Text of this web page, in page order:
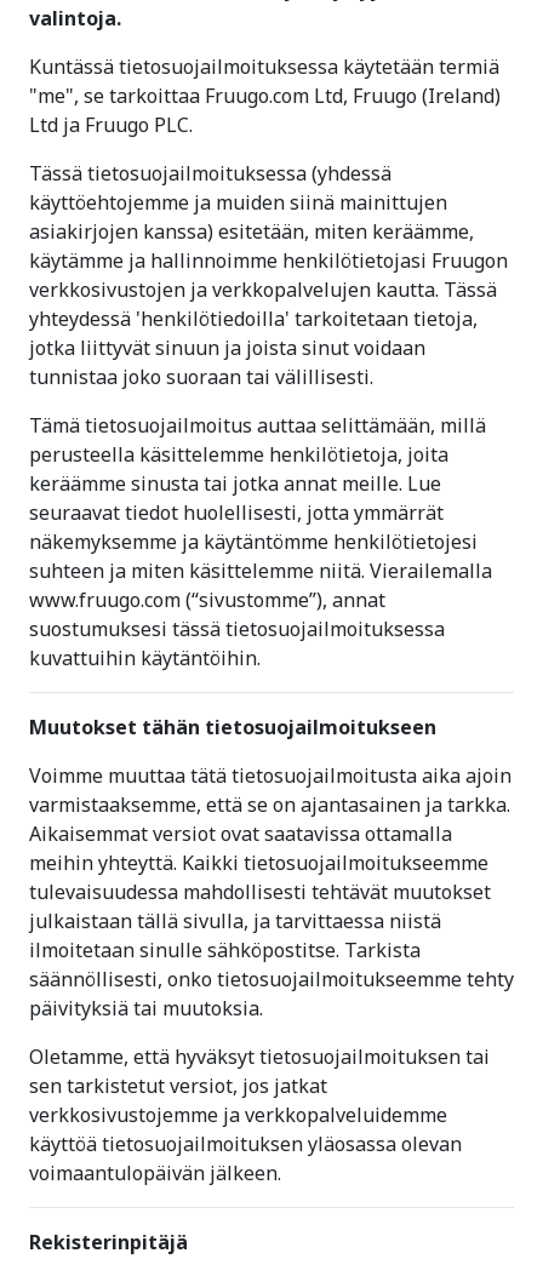
valintoja.
Kuntässä tietosuojailmoituksessa käytetään termiä
"me", se tarkoittaa Fruugo.com Ltd, Fruugo (Ireland)
Ltd ja Fruugo PLC.
Tässä tietosuojailmoituksessa (yhdessä
käyttöehtojemme ja muiden siinä mainittujen
asiakirjojen kanssa) esitetään, miten keräämme,
käytämme ja hallinnoimme henkilötietojasi Fruugon
verkkosivustojen ja verkkopalvelujen kautta. Tässä
yhteydessä 'henkilötiedoilla' tarkoitetaan tietoja,
jotka liittyvät sinuun ja joista sinut voidaan
tunnistaa joko suoraan tai välillisesti.
Tämä tietosuojailmoitus auttaa selittämään, millä
perusteella käsittelemme henkilötietoja, joita
keräämme sinusta tai jotka annat meille. Lue
seuraavat tiedot huolellisesti, jotta ymmärrät
näkemyksemme ja käytäntömme henkilötietojesi
suhteen ja miten käsittelemme niitä. Vierailemalla
www.fruugo.com (“sivustomme”), annat
suostumuksesi tässä tietosuojailmoituksessa
kuvattuihin käytäntöihin.
Muutokset tähän tietosuojailmoitukseen
Voimme muuttaa tätä tietosuojailmoitusta aika ajoin
varmistaaksemme, että se on ajantasainen ja tarkka.
Aikaisemmat versiot ovat saatavissa ottamalla
meihin yhteyttä. Kaikki tietosuojailmoitukseemme
tulevaisuudessa mahdollisesti tehtävät muutokset
julkaistaan tällä sivulla, ja tarvittaessa niistä
ilmoitetaan sinulle sähköpostitse. Tarkista
säännöllisesti, onko tietosuojailmoitukseemme tehty
päivityksiä tai muutoksia.
Oletamme, että hyväksyt tietosuojailmoituksen tai
sen tarkistetut versiot, jos jatkat
verkkosivustojemme ja verkkopalveluidemme
käyttöä tietosuojailmoituksen yläosassa olevan
voimaantulopäivän jälkeen.
Rekisterinpitäjä